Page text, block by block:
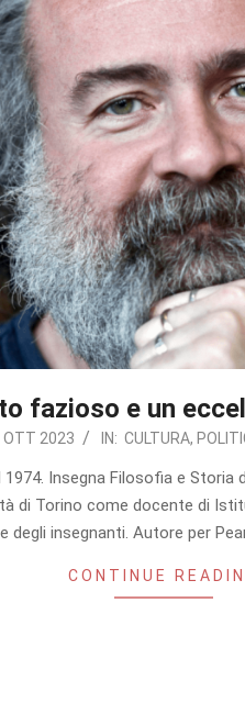
fazioso e un
OTT 2023 IN: CULTURA,
Insegna Filosofia e Storia
di Torino come docente di
insegnanti. Autore per
CONTINUE